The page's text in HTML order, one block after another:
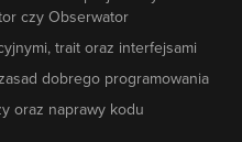
czy Obserwator
trait oraz interfejsami
dobrego programowania
oraz naprawy kodu